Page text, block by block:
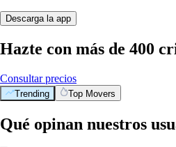
Descarga la app
Hazte con más de 400
Consultar precios
Trending Top Movers
Qué opinan nuestros